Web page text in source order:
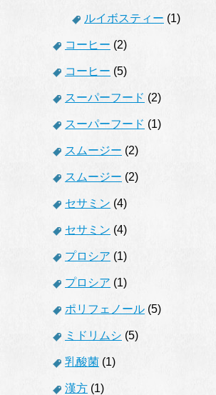
ルイボスティー (1)
コーヒー (2)
コーヒー (5)
スーパーフード (2)
スーパーフード (1)
スムージー (2)
スムージー (2)
セサミン (4)
セサミン (4)
プロシア (1)
プロシア (1)
ポリフェノール (5)
ミドリムシ (5)
乳酸菌 (1)
漢方 (1)